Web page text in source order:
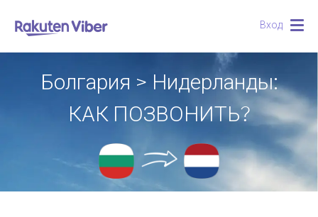
Вход
Болгария > Нидерланды:
КАК ПОЗВОНИТЬ?